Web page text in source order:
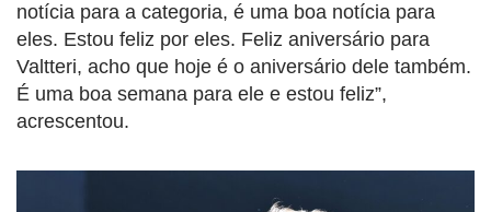
notícia para a categoria, é uma boa notícia para
eles. Estou feliz por eles. Feliz aniversário para
Valtteri, acho que hoje é o aniversário dele também.
É uma boa semana para ele e estou feliz”,
acrescentou.